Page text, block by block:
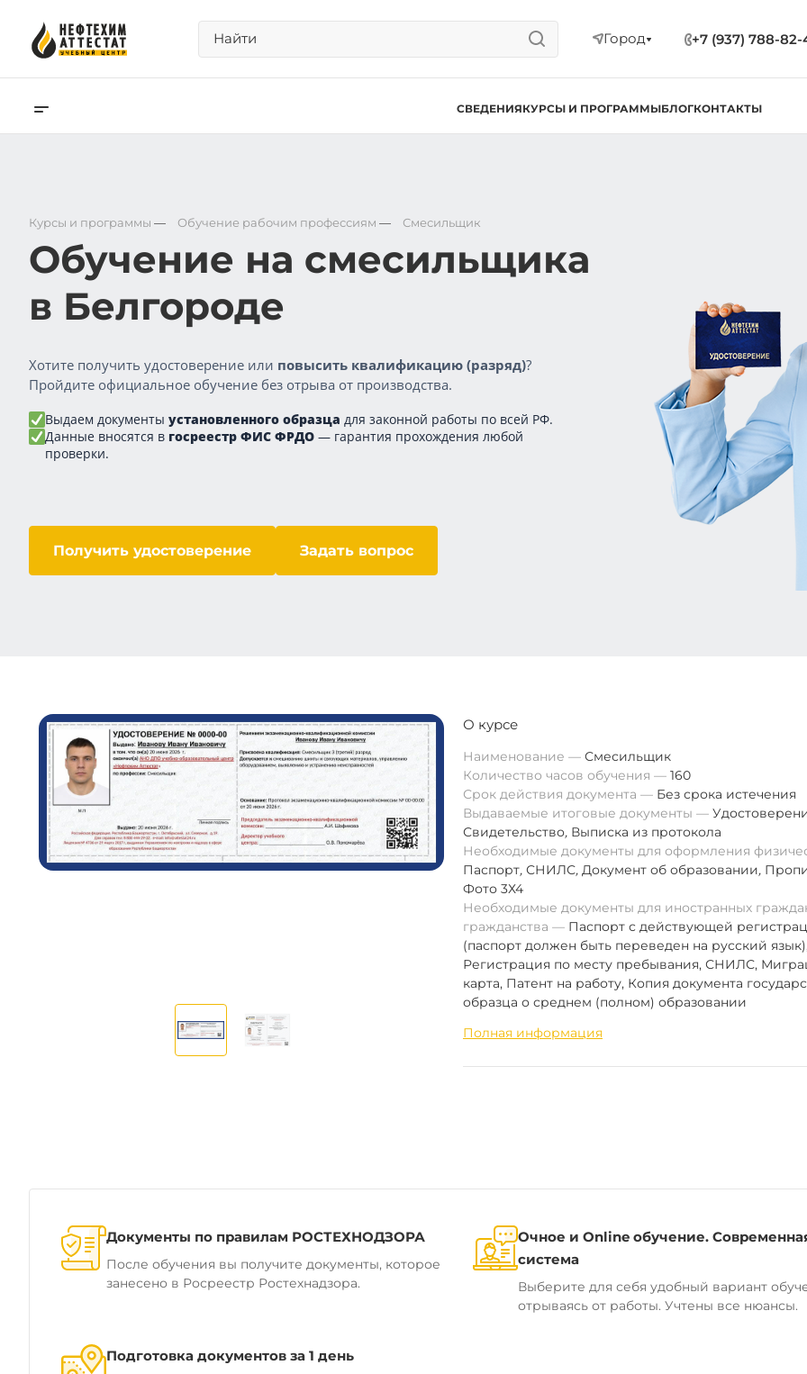
Город +7 (937) 788-82-
СВЕДЕНИЯКУРСЫ И ПРОГРАММЫБЛОГКОНТАКТЫ
Курсы и программы — Обучение рабочим профессиям — Смесильщик
Обучение на смесильщика
в Белгороде
Хотите получить удостоверение или повысить квалификацию (разряд)?
Пройдите официальное обучение без отрыва от производства.
Выдаем документы установленного образца для законной работы по всей РФ.
Данные вносятся в госреестр ФИС ФРДО — гарантия прохождения любой
проверки.
Получить удостоверение Задать вопрос
О курсе
Наименование
Смесильщик
Количество часов обучения
160
Срок действия документа
Без срока истечения
Выдаваемые итоговые документы
Свидетельство, Выписка из протокола
Необходимые документы для оформления
Паспорт, СНИЛС, Документ об образовании,
Фото 3Х4
Необходимые документы для иностранных
гражданства
Паспорт с действующей
(паспорт должен быть переведен на русский
Регистрация по месту пребывания, СНИЛС,
карта, Патент на работу, Копия документа
образца о среднем (полном) образовании
Полная информация
Документы по правилам РОСТЕХНОДЗОРА
После обучения вы получите документы, которое
занесено в Росреестр Ростехнадзора.
Очное и Online обучение.
система
Выберите для себя удобный вариант
отрываясь от работы. Учтены все нюансы.
Подготовка документов за 1 день